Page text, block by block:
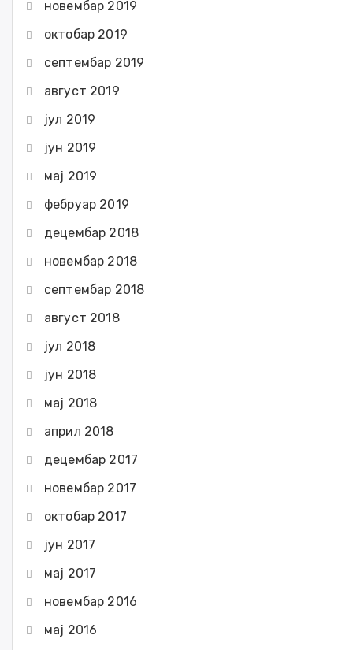
новембар 2019
октобар 2019
септембар 2019
август 2019
јул 2019
јун 2019
мај 2019
фебруар 2019
децембар 2018
новембар 2018
септембар 2018
август 2018
јул 2018
јун 2018
мај 2018
април 2018
децембар 2017
новембар 2017
октобар 2017
јун 2017
мај 2017
новембар 2016
мај 2016